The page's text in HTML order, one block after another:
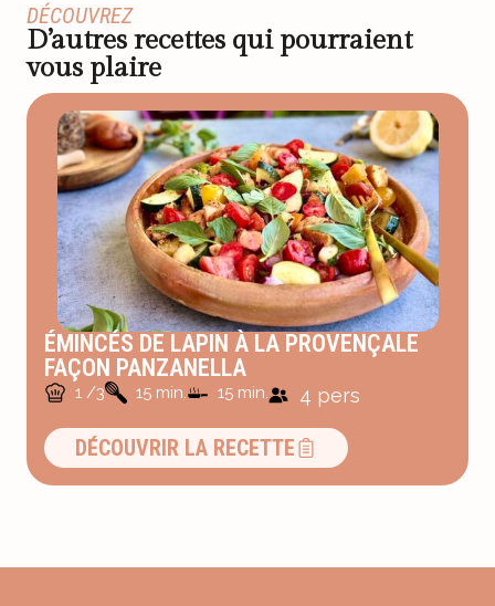
DÉCOUVREZ
D’autres recettes qui pourraient
vous plaire
ÉMINCÉS DE LAPIN À LA PROVENÇALE
FAÇON PANZANELLA
1 /3 15 min. 15 min. 4 pers
DÉCOUVRIR LA RECETTE